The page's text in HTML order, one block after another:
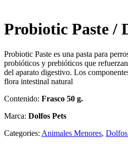
Probiotic Paste /
Probiotic Paste es una pasta para
probióticos y prebióticos que
del aparato digestivo. Los
flora intestinal natural
Contenido: Frasco 50 g.
Marca: Dolfos Pets
Categories: Animales Menores, Dolfos